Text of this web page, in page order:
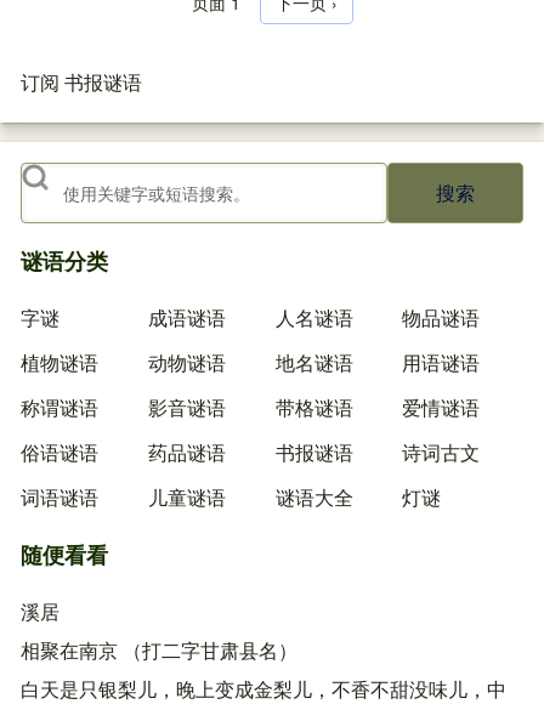
分页
订阅 书报谜语
搜索
谜语分类
字谜 成语谜语 人名谜语
物品谜语
植物谜语
动物谜语 地名谜语
用语谜语
称谓谜语
影音谜语 带格谜语
爱情谜语
俗语谜语
药品谜语 书报谜语
诗词古文
词语谜语
儿童谜语 谜语大全 灯谜
随便看看
溪居
相聚在南京 （打二字甘肃县名）
白天是只银梨儿，晚上变成金梨儿，不香不甜没味儿，中